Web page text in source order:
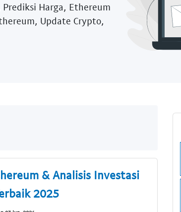
Harga, Ethereum
Update Crypto,
& Analisis Investasi
2025